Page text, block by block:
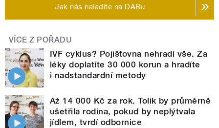
Jak nás naladíte na DABu
VÍCE Z POŘADU
IVF cyklus? Pojišťovna nehradí vše. Za
léky doplatíte 30 000 korun a hradíte
i nadstandardní metody
Až 14 000 Kč za rok. Tolik by průměrně
ušetřila rodina, pokud by neplýtvala
jídlem, tvrdí odbornice